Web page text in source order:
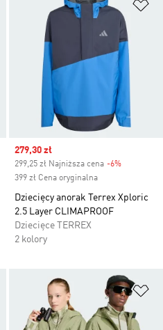
Sale price
279,30 zł
299,25 zł Najniższa cena -6%
399 zł Cena oryginalna
Dziecięcy anorak Terrex Xploric
2.5 Layer CLIMAPROOF
Dziecięce TERREX
2 kolory
Dodaj do listy życzeń